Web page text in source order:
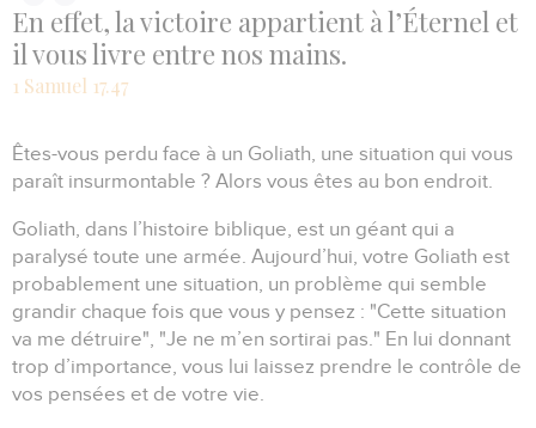
En effet, la victoire appartient à l’Éternel et
il vous livre entre nos mains.
1 Samuel 17.47
Êtes-vous perdu face à un Goliath, une situation qui vous
paraît insurmontable ? Alors vous êtes au bon endroit.
Goliath, dans l’histoire biblique, est un géant qui a
paralysé toute une armée. Aujourd’hui, votre Goliath est
probablement une situation, un problème qui semble
grandir chaque fois que vous y pensez : "Cette situation
va me détruire", "Je ne m’en sortirai pas." En lui donnant
trop d’importance, vous lui laissez prendre le contrôle de
vos pensées et de votre vie.